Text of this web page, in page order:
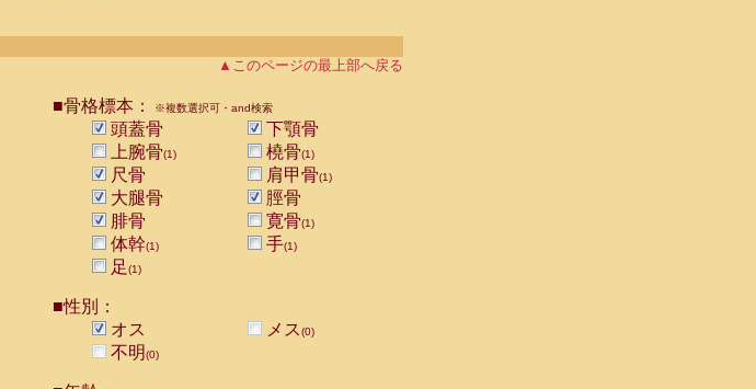
▲このページの最上部へ戻る
■骨格標本： ※複数選択可・and検索
頭蓋骨
下顎骨
上腕骨(1) 橈骨(1)
尺骨 肩甲骨(1)
大腿骨
脛骨
腓骨
寛骨(1)
体幹(1) 手(1)
足(1)
■性別：
オス
メス(0)
不明(0)